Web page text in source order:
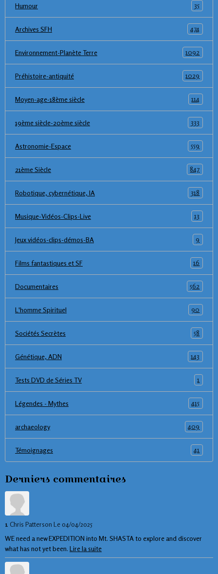
Humour 35
Archives SFH 474
Environnement-Planète Terre 1092
Préhistoire-antiquité 1029
Moyen-age-18ème siècle 114
19ème siècle-20ème siècle 333
Astronomie-Espace 559
21ème Siècle 847
Robotique, cybernétique, IA 318
Musique-Vidéos-Clips-Live 13
Jeux vidéos-clips-démos-BA 9
Films fantastiques et SF 16
Documentaires 562
L'homme Spirituel 90
Sociétés Secrètes 58
Génétique, ADN 143
Tests DVD de Séries TV 1
Légendes - Mythes 415
archaeology 409
Témoignages 41
Derniers commentaires
1 Chris Patterson Le 04/04/2025
WE need a new EXPEDITION into Mt. SHASTA to explore and discover
what has not yet been. Lire la suite